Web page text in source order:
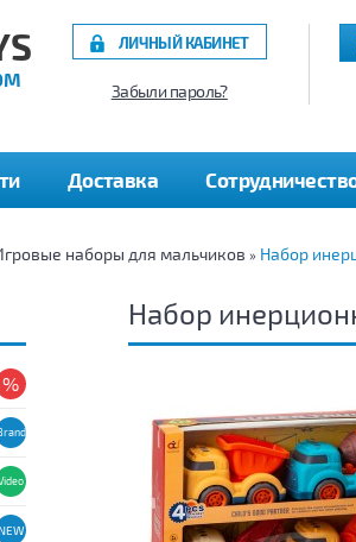
ЛИЧНЫЙ КАБИНЕТ
Забыли пароль?
Доставка
наборы для мальчиков » Набор
Набор